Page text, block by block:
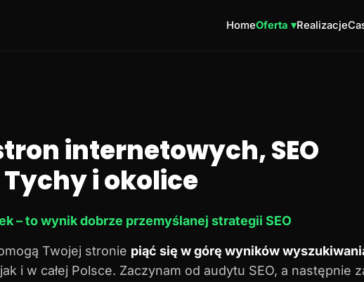
HomeOferta ▾Realizacje
internetowych, SEO
i okolice
– to wynik dobrze przemyślanej strategii SEO
Twojej stronie piąć się w górę wyników
i w całej Polsce. Zaczynam od audytu SEO, a następnie